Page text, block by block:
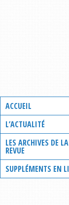
ACCUEIL
L’ACTUALITÉ
LES ARCHIVES DE LA
REVUE
SUPPLÉMENTS EN